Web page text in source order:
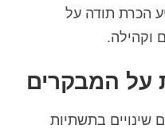
הכרת תודה על
וקהילה.
על המבקרים
שינויים בתשתיות